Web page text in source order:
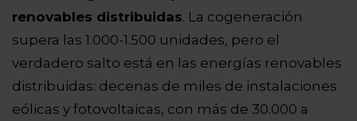
renovables distribuidas. La cogeneración
supera las 1.000-1.500 unidades, pero el
verdadero salto está en las energías renovables
distribuidas: decenas de miles de instalaciones
eólicas y fotovoltaicas, con más de 30.000 a